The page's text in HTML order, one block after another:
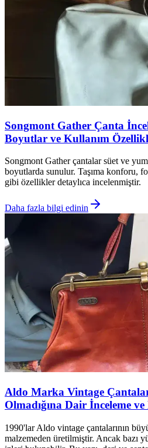
Songmont Gather Çanta
Boyutlar ve Kullanım
Songmont Gather çantalar süet ve
boyutlarda sunulur. Taşıma konforu,
gibi özellikler detaylıca incelenmiştir.
Daha fazla bilgi edinin
Aldo Marka Vintage
Olmadığına Dair İnceleme
1990'lar Aldo vintage çantalarının
malzemeden üretilmiştir. Ancak bazı